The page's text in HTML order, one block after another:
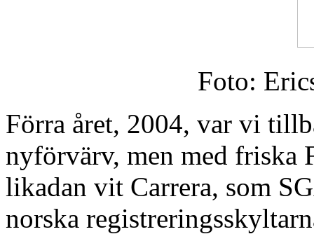
Foto:
Förra året, 2004, var vi
nyförvärv, men med friska
likadan vit Carrera, som
norska